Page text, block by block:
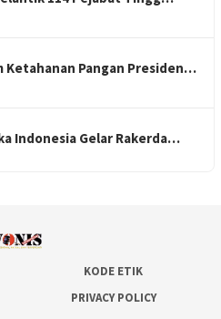
Ketahanan Pangan Presiden…
Indonesia Gelar Rakerda…
KODE ETIK
PRIVACY POLICY